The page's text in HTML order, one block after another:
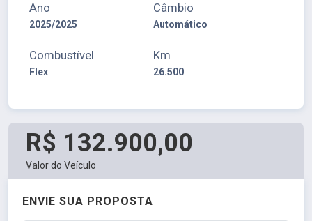
Ano
2025/2025
Câmbio
Automático
Combustível
Flex
Km
26.500
R$ 132.900,00
Valor do Veículo
ENVIE SUA PROPOSTA